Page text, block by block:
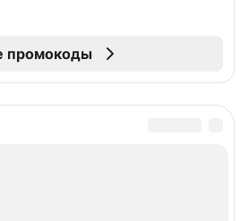
промокоды